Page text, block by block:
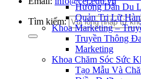
Tìm kiếm:
Hướng Dẫn Du
Quản Trị Lữ
Khoa Marketing –
Truyền Thông
Marketing
Khoa Chăm Sóc Sức
Tạo Mẫu Và